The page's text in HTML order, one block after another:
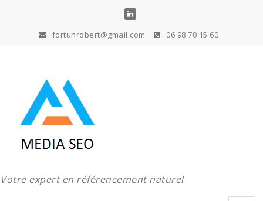
fortunrobert@gmail.com 06 98 70 15 60
Votre expert en référencement naturel